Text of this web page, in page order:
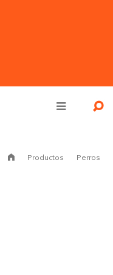
Productos Perros